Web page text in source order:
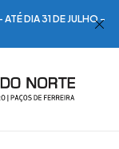
DIA 31 DE JULHO -